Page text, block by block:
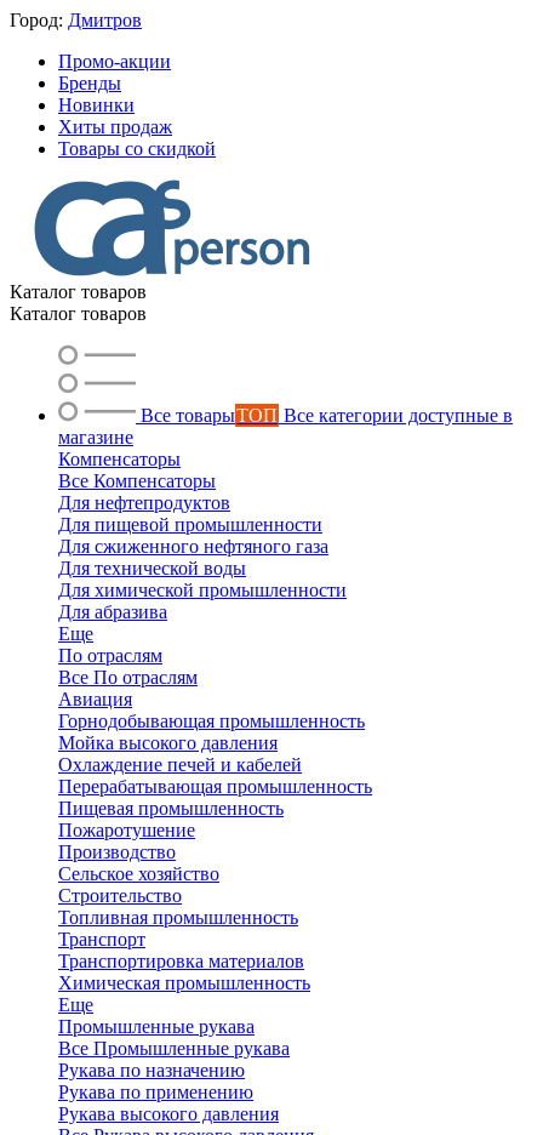
Город: Дмитров
Промо-акции
Бренды
Новинки
Хиты продаж
Товары со скидкой
Каталог товаров
Каталог товаров
Все товарыТОП Все категории доступные в
магазине
Компенсаторы
Все Компенсаторы
Для нефтепродуктов
Для пищевой промышленности
Для сжиженного нефтяного газа
Для технической воды
Для химической промышленности
Для абразива
Еще
По отраслям
Все По отраслям
Авиация
Горнодобывающая промышленность
Мойка высокого давления
Охлаждение печей и кабелей
Перерабатывающая промышленность
Пищевая промышленность
Пожаротушение
Производство
Сельское хозяйство
Строительство
Топливная промышленность
Транспорт
Транспортировка материалов
Химическая промышленность
Еще
Промышленные рукава
Все Промышленные рукава
Рукава по назначению
Рукава по применению
Рукава высокого давления